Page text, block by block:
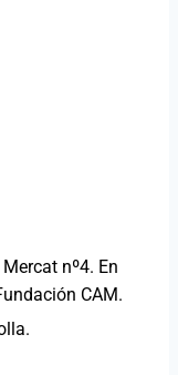
nº4. En
CAM.